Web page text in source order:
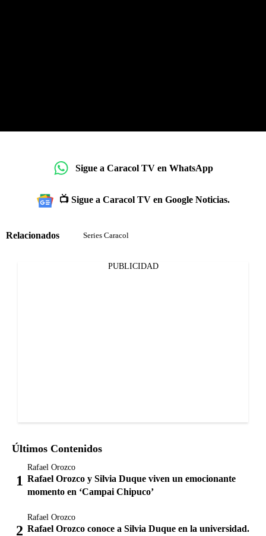
Sigue a Caracol TV en WhatsApp
📺 Sigue a Caracol TV en Google Noticias.
Relacionados Series Caracol
PUBLICIDAD
Últimos Contenidos
Rafael Orozco
Rafael Orozco y Silvia Duque viven un emocionante
momento en ‘Campai Chipuco’
Rafael Orozco
Rafael Orozco conoce a Silvia Duque en la universidad.